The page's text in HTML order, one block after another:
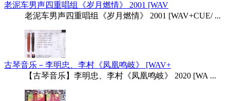
老泥车男声四重唱组《岁月燃情》 2001 [WAV
老泥车男声四重唱组《岁月燃情》 2001 [WAV+CUE/ ...
古琴音乐－李明忠、李村《凤凰鸣岐》 [WAV+
【古琴音乐】李明忠、李村《凤凰鸣岐》 2020 [WA ...